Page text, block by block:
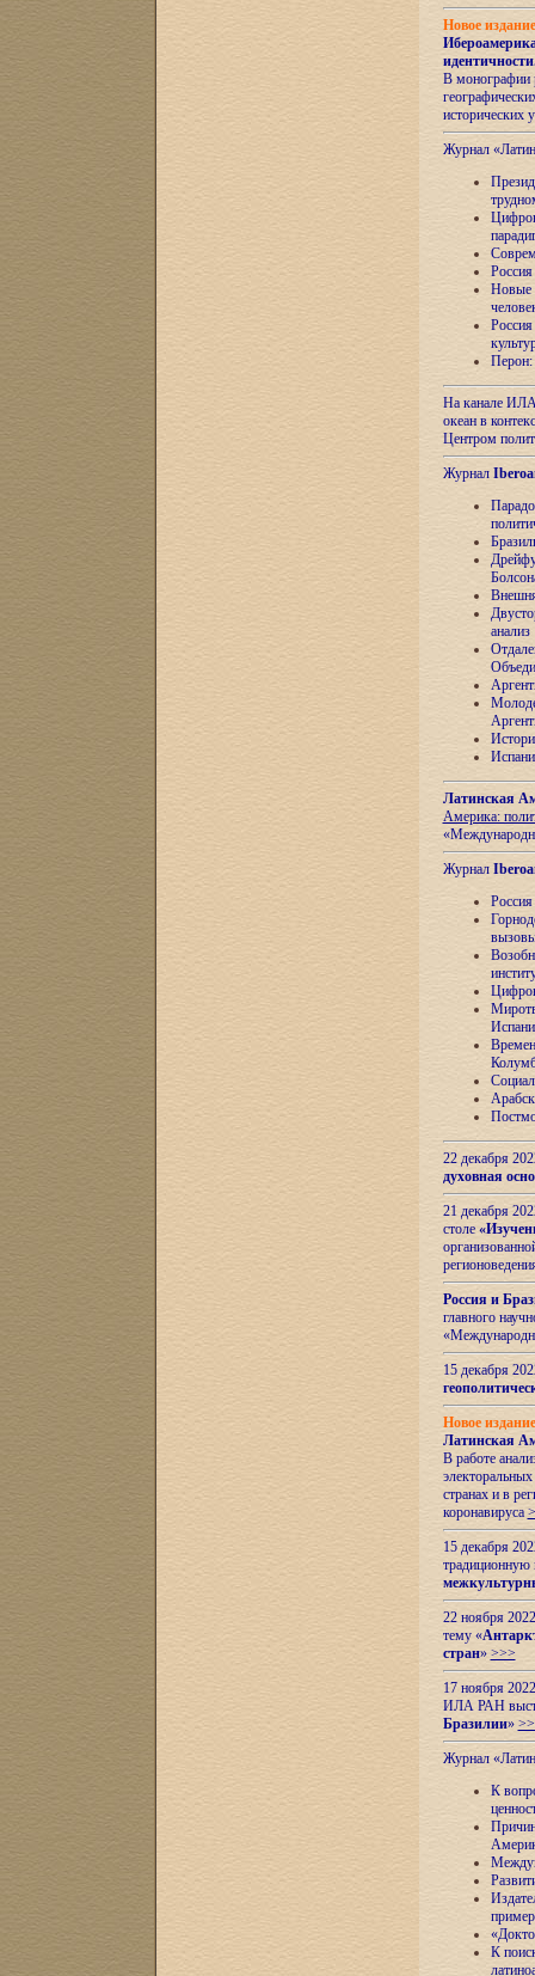
Новое
идентичности
В монографии
исторических
Журнал
Новые
Перон:
На канале
океан в
Центром
Журнал
анализ
Латинская
Америка:
Журнал
22 декабря
духовная
21 декабря
столе
Россия и
главного
15 декабря
Новое
Латинская
В работе
странах и в
коронавируса
15 декабря
22 ноября
тему «
стран» >>>
17 ноября
ИЛА РАН
Бразилии»
Журнал
К
К